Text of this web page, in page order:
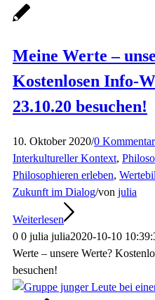
Meine Werte –
Kostenlosen Info-
23.10.20 besuchen!
10. Oktober 2020/0
Interkultureller Kontext,
Philosophieren erleben,
Zukunft im Dialog/von julia
Weiterlesen
0 0 julia julia2020-10-10
Werte – unsere Werte?
besuchen!